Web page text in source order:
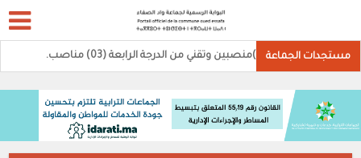
مستجدات الجماعة
(02)منصبين وتقني من الدرجة الرابعة (03) مناصب.